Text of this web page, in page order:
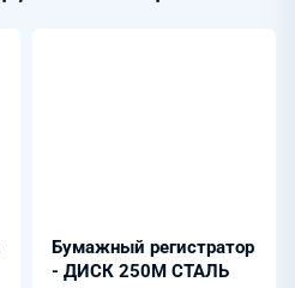
Бумажный регистратор
- ДИСК 250М СТАЛЬ